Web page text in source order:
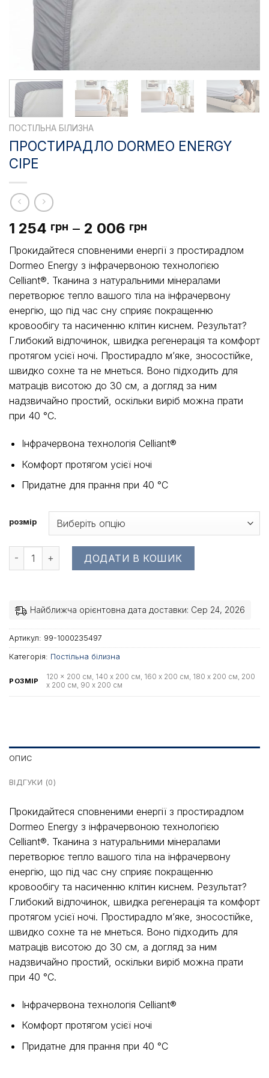
ПОСТІЛЬНА БІЛИЗНА
ПРОСТИРАДЛО DORMEO ENERGY
СІРЕ
1 254 грн – 2 006 грн
цін:
від
1
254 грн
до
2
006 грн
Прокидайтеся сповненими енергії з простирадлом
Dormeo Energy з інфрачервоною технологією
Celliant®. Тканина з натуральними мінералами
перетворює тепло вашого тіла на інфрачервону
енергію, що під час сну сприяє покращенню
кровообігу та насиченню клітин киснем. Результат?
Глибокий відпочинок, швидка регенерація та комфорт
протягом усієї ночі. Простирадло м’яке, зносостійке,
швидко сохне та не мнеться. Воно підходить для
матраців висотою до 30 см, а догляд за ним
надзвичайно простий, оскільки виріб можна прати
при 40 °C.
Інфрачервона технологія Celliant®
Комфорт протягом усієї ночі
Придатне для прання при 40 °C
розмір
Простирадло Dormeo Energy сіре кількість
ДОДАТИ В КОШИК
Найближча орієнтовна дата доставки: Сер 24, 2026
Артикул: 99-1000235497
Категорія: Постільна білизна
РОЗМІР
120 x 200 см, 140 x 200 см, 160 x 200 см, 180 x 200 см, 200
x 200 см, 90 x 200 см
ОПИС
ВІДГУКИ (0)
Прокидайтеся сповненими енергії з простирадлом
Dormeo Energy з інфрачервоною технологією
Celliant®. Тканина з натуральними мінералами
перетворює тепло вашого тіла на інфрачервону
енергію, що під час сну сприяє покращенню
кровообігу та насиченню клітин киснем. Результат?
Глибокий відпочинок, швидка регенерація та комфорт
протягом усієї ночі. Простирадло м’яке, зносостійке,
швидко сохне та не мнеться. Воно підходить для
матраців висотою до 30 см, а догляд за ним
надзвичайно простий, оскільки виріб можна прати
при 40 °C.
Інфрачервона технологія Celliant®
Комфорт протягом усієї ночі
Придатне для прання при 40 °C